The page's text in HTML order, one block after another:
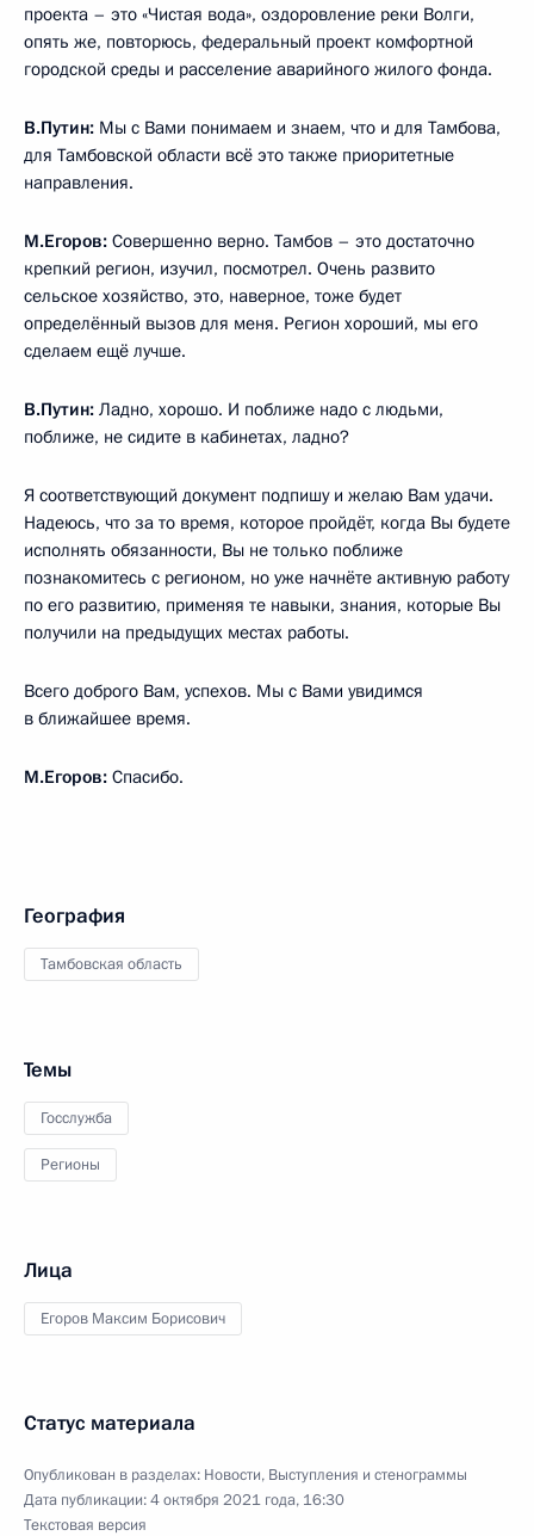
проекта – это «Чистая вода», оздоровление реки Волги,
опять же, повторюсь, федеральный проект комфортной
городской среды и расселение аварийного жилого фонда.
В.Путин: Мы с Вами понимаем и знаем, что и для Тамбова,
для Тамбовской области всё это также приоритетные
направления.
М.Егоров: Совершенно верно. Тамбов – это достаточно
крепкий регион, изучил, посмотрел. Очень развито
сельское хозяйство, это, наверное, тоже будет
определённый вызов для меня. Регион хороший, мы его
сделаем ещё лучше.
В.Путин: Ладно, хорошо. И поближе надо с людьми,
поближе, не сидите в кабинетах, ладно?
Я соответствующий документ подпишу и желаю Вам удачи.
Надеюсь, что за то время, которое пройдёт, когда Вы будете
исполнять обязанности, Вы не только поближе
познакомитесь с регионом, но уже начнёте активную работу
по его развитию, применяя те навыки, знания, которые Вы
получили на предыдущих местах работы.
Всего доброго Вам, успехов. Мы с Вами увидимся
в ближайшее время.
М.Егоров: Спасибо.
География
Тамбовская область
Темы
Госслужба
Регионы
Лица
Егоров Максим Борисович
Статус материала
Опубликован в разделах: Новости, Выступления и стенограммы
Дата публикации:4 октября 2021 года, 16:30
Текстовая версия